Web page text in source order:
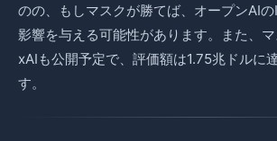
のの、もしマスクが勝てば、オープンAI
影響を与える可能性があります。また、
xAIも公開予定で、評価額は1.75兆ドルに
す。